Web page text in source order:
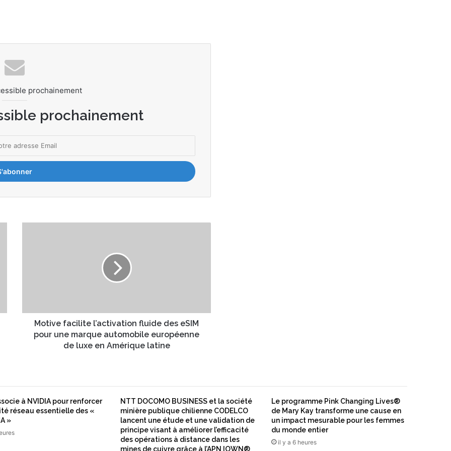
prochainement
prochainement
c
’
a
Motive facilite l’activation fluide des eSIM
pour une marque automobile européenne
de luxe en Amérique latine
à NVIDIA pour renforcer
réseau essentielle des «
»
NTT DOCOMO BUSINESS et la société
minière publique chilienne CODELCO
lancent une étude et une validation de
principe visant à améliorer l’efficacité
des opérations à distance dans les
mines de cuivre grâce à l’APN IOWN®
Le programme Pink Changing Lives®
de Mary Kay transforme une cause en
un impact mesurable pour les femmes
du monde entier
il y a 6 heures